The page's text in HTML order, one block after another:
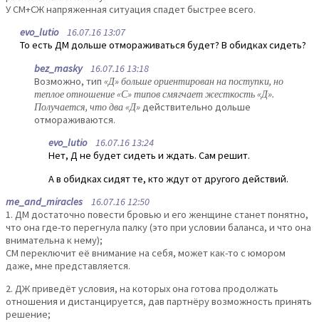
У СМ+СЖ напряженная ситуация спадет быстрее всего.
evo_lutio16.07.16 13:07
То есть ДМ дольше отмораживаться будет? В обидках сидеть?
bez_masky16.07.16 13:18
Возможно, тип «Д» больше ориентирован на поступки, но
теплое отношение «С» типов смягчает жесткость «Д».
Получается, что два «Д»действительно дольше
отмораживаются.
evo_lutio16.07.16 13:24
Нет, Д не будет сидеть и ждать. Сам решит.
А в обидках сидят те, кто ждут от другого действий.
me_and_miracles 16.07.16 12:50
1. ДМ достаточно повести бровью и его женщине станет понятно,
что она где-то перегнула палку (это при условии баланса, и что она
внимательна к нему);
СМ переключит её внимание на себя, может как-то с юмором
даже, мне представляется.
2. ДЖ приведёт условия, на которых она готова продолжать
отношения и дистанцируется, дав партнёру возможность принять
решение;